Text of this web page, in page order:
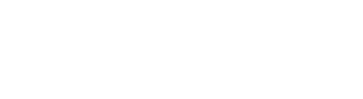
jsou řešeny na bázi roztažnosti kapaliny, takže není
že se o větrání okny sami postaráte, je dobré
muset někam narychlo odjet nebo se někde zdržíte?